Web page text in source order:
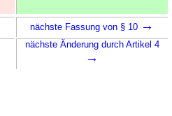
nächste Fassung von § 10 →
nächste Änderung durch Artikel 4
→